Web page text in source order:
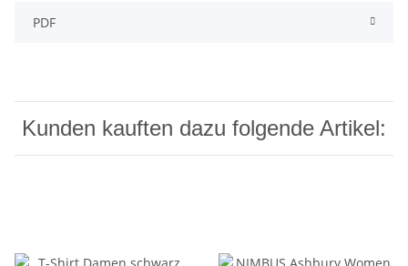
PDF
Kunden kauften dazu folgende Artikel: